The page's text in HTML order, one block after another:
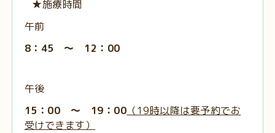
★施療時間
午前
8：45 ～ 12：00
午後
15：00 ～ 19：00 （19時以降は要予約でお
受けできます）